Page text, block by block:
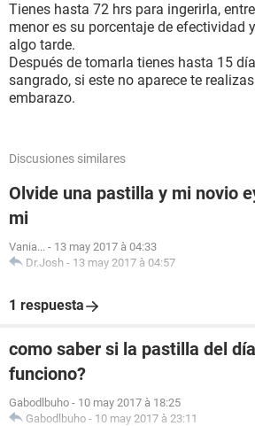
Tienes hasta 72 hrs para ingerirla,
menor es su porcentaje de efectividad
algo tarde.
Después de tomarla tienes hasta 15
sangrado, si este no aparece te
embarazo.
Discusiones similares
Olvide una pastilla y mi novio
mi
Vania... - 13 may 2017 à 04:33
Dr.Josh - 13 may 2017 à 04:57
1 respuesta
como saber si la pastilla del
funciono?
Gabodlbuho - 10 may 2017 à 18:25
Gabodlbuho - 10 may 2017 à 23:11